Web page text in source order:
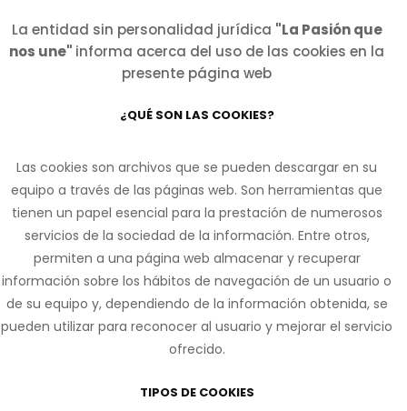
QUIÉNES SOMOS
La entidad sin personalidad jurídica "La Pasión que
nos une" informa acerca del uso de las cookies en la
presente página web
¿QUÉ SON LAS COOKIES?
Las cookies son archivos que se pueden descargar en su
equipo a través de las páginas web. Son herramientas que
tienen un papel esencial para la prestación de numerosos
servicios de la sociedad de la información. Entre otros,
permiten a una página web almacenar y recuperar
información sobre los hábitos de navegación de un usuario o
de su equipo y, dependiendo de la información obtenida, se
pueden utilizar para reconocer al usuario y mejorar el servicio
ofrecido.
TIPOS DE COOKIES